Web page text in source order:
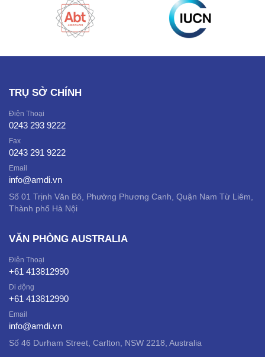
TRỤ SỞ CHÍNH
Điện Thoại
0243 293 9222
Fax
0243 291 9222
Email
info@amdi.vn
Số 01 Trịnh Văn Bô, Phường Phương Canh, Quận Nam Từ Liêm,
Thành phố Hà Nội
VĂN PHÒNG AUSTRALIA
Điện Thoại
+61 413812990
Di động
+61 413812990
Email
info@amdi.vn
Số 46 Durham Street, Carlton, NSW 2218, Australia